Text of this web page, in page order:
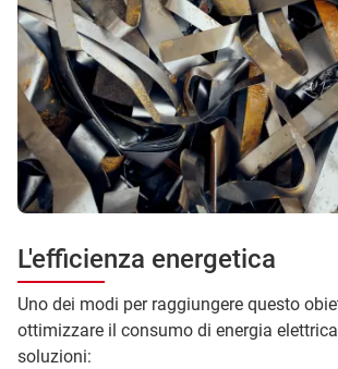
L'efficienza energetica
Uno dei modi per raggiungere questo
ottimizzare il consumo di energia
soluzioni: